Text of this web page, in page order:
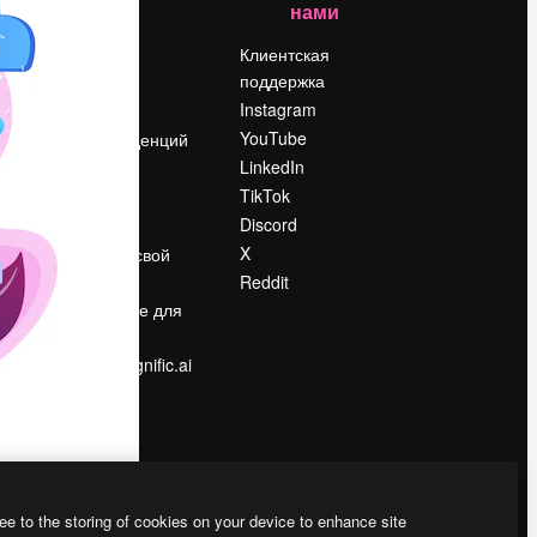
Поиск тенденций
Продайте свой
контент
Помещение для
Ищете magnific.ai
нами
Клиентская
поддержка
Instagram
YouTube
LinkedIn
TikTok
Discord
X
Reddit
to the storing of cookies on your device to enhance site